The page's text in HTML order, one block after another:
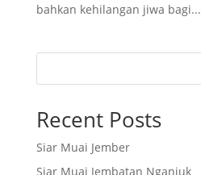
bahkan kehilangan jiwa bagi...
Recent Posts
Siar Muai Jember
Siar Muai Jembatan Nganjuk